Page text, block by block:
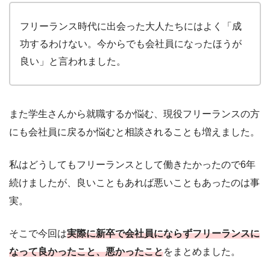
フリーランス時代に出会った大人たちにはよく「成
功するわけない。今からでも会社員になったほうが
良い」と言われました。
また学生さんから就職するか悩む、現役フリーランスの方
にも会社員に戻るか悩むと相談されることも増えました。
私はどうしてもフリーランスとして働きたかったので6年
続けましたが、良いこともあれば悪いこともあったのは事
実。
そこで今回は実際に新卒で会社員にならずフリーランスに
なって良かったこと、悪かったことをまとめました。